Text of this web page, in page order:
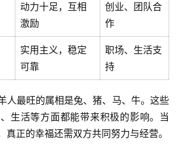
投稿
动力十足，互相
激励
创业、团队合
作
实用主义，稳定
可靠
职场、生活支
持
人最旺的属相是兔、猪、马、牛。这些
生活等方面都能带来积极的影响。当
真正的幸福还需双方共同努力与经营。